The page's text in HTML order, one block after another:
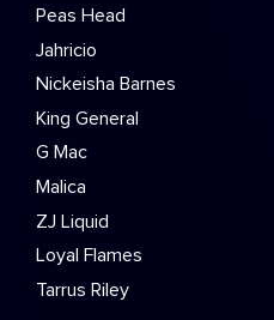
Peas Head
Jahricio
Nickeisha Barnes
King General
G Mac
Malica
ZJ Liquid
Loyal Flames
Tarrus Riley